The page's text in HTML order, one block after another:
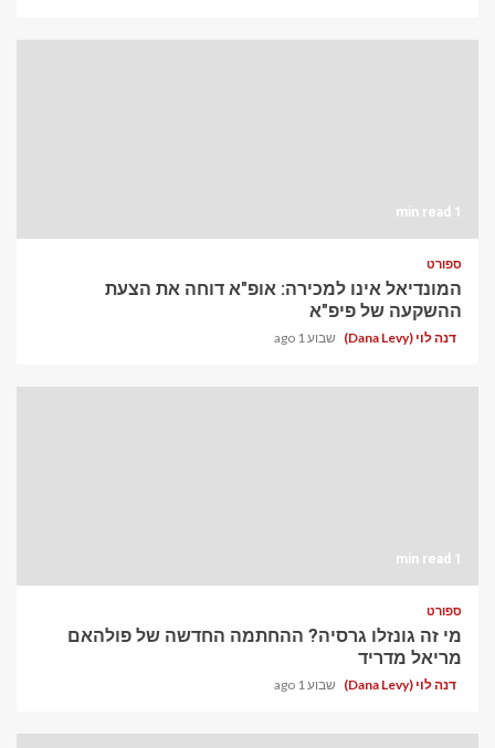
1 min read
ספורט
המונדיאל אינו למכירה: אופ"א דוחה את הצעת
ההשקעה של פיפ"א
דנה לוי (Dana Levy) שבוע 1 ago
1 min read
ספורט
מי זה גונזלו גרסיה? ההחתמה החדשה של פולהאם
מריאל מדריד
דנה לוי (Dana Levy) שבוע 1 ago